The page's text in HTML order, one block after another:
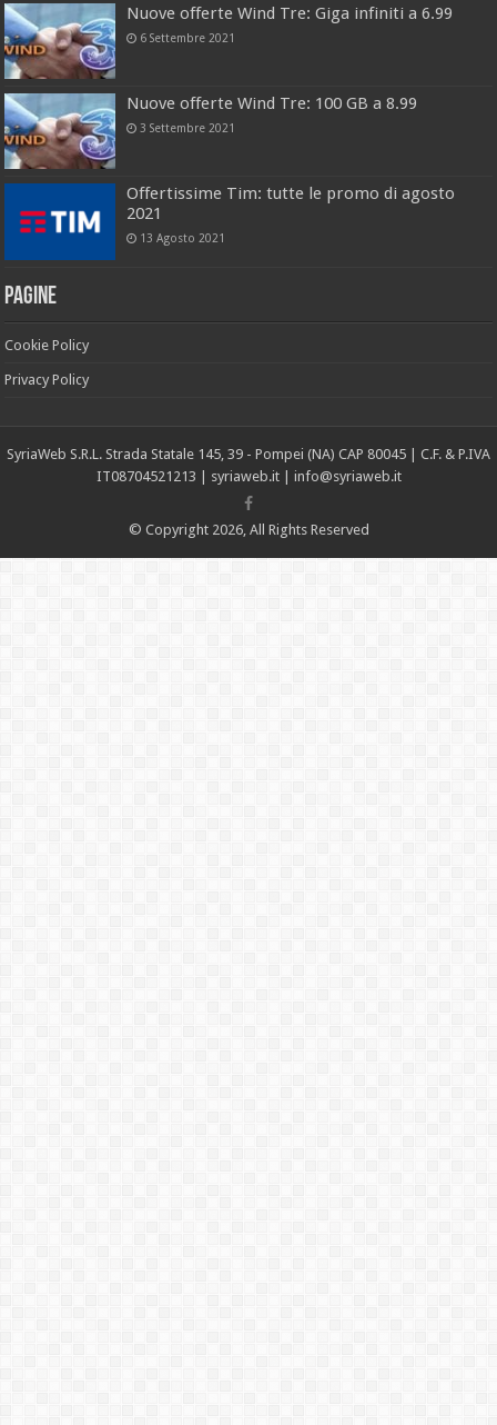
Nuove offerte Wind Tre: Giga infiniti a 6.99
6 Settembre 2021
Nuove offerte Wind Tre: 100 GB a 8.99
3 Settembre 2021
Offertissime Tim: tutte le promo di agosto
2021
13 Agosto 2021
Pagine
Cookie Policy
Privacy Policy
SyriaWeb S.R.L. Strada Statale 145, 39 - Pompei (NA) CAP 80045 | C.F. & P.IVA
IT08704521213 | syriaweb.it | info@syriaweb.it
© Copyright 2026, All Rights Reserved